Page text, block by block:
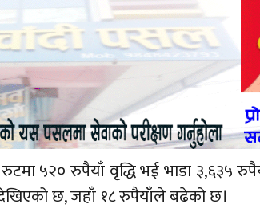
रुटमा ५२० रुपैयाँ वृद्धि भई भाडा ३,६३५
छ, जहाँ १८ रुपैयाँले बढेको छ।